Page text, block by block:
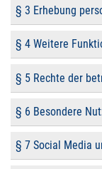
§ 3 Erhebung
§ 4 Weitere
§ 5 Rechte der
§ 6 Besondere
§ 7 Social Media